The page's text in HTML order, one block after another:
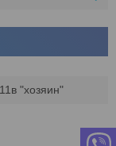
"хозяин"